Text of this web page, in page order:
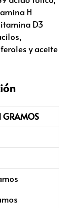
H
D3
y aceite
GRAMOS